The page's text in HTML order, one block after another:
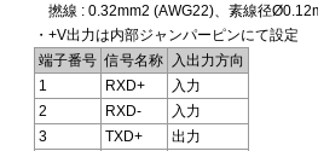
撚線 : 0.32mm2 (AWG22)、素線径
・+V出力は内部ジャンパーピンにて設定
端子番号 信号名称
入出力方向
1
RXD+
入力
2
RXD-
入力
3
TXD+
出力